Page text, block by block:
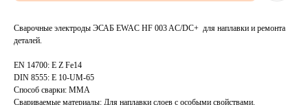
Сварочные электроды ЭСАБ EWAC HF 003 AC/DC+ для наплавки и ремонта
деталей.
EN 14700: E Z Fe14
DIN 8555: E 10-UM-65
Способ сварки: MMA
Свариваемые материалы: Для наплавки слоев с особыми свойствами.